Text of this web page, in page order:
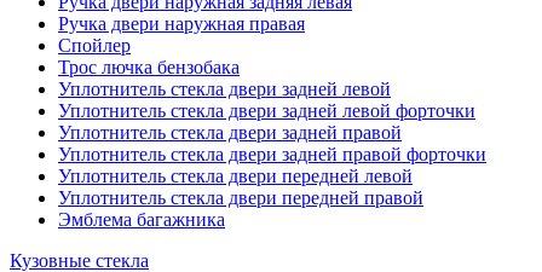
Ручка двери наружная правая
Спойлер
Трос лючка бензобака
Уплотнитель стекла двери задней левой
Уплотнитель стекла двери задней левой форточки
Уплотнитель стекла двери задней правой
Уплотнитель стекла двери задней правой форточки
Уплотнитель стекла двери передней левой
Уплотнитель стекла двери передней правой
Эмблема багажника
Кузовные стекла